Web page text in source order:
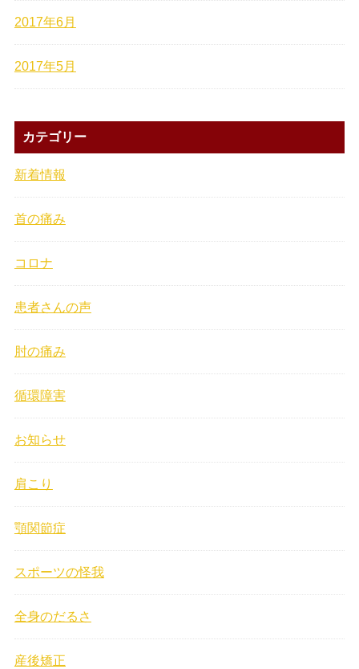
2017年6月
2017年5月
カテゴリー
新着情報
首の痛み
コロナ
患者さんの声
肘の痛み
循環障害
お知らせ
肩こり
顎関節症
スポーツの怪我
全身のだるさ
産後矯正